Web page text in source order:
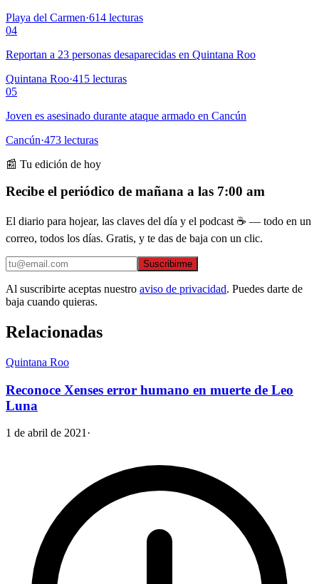
Playa del Carmen·614 lecturas
04
Reportan a 23 personas desaparecidas en Quintana Roo
Quintana Roo·415 lecturas
05
Joven es asesinado durante ataque armado en Cancún
Cancún·473 lecturas
📰 Tu edición de hoy
Recibe el periódico de mañana a las 7:00 am
El diario para hojear, las claves del día y el podcast ☕ — todo en un
correo, todos los días. Gratis, y te das de baja con un clic.
Suscribirme
Al suscribirte aceptas nuestro aviso de privacidad. Puedes darte de
baja cuando quieras.
Relacionadas
Quintana Roo
Reconoce Xenses error humano en muerte de Leo
Luna
1 de abril de 2021 ·